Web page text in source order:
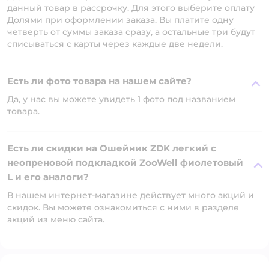
данный товар в рассрочку. Для этого выберите оплату
Долями при оформлении заказа. Вы платите одну
четверть от суммы заказа сразу, а остальные три будут
списываться с карты через каждые две недели.
Есть ли фото товара на нашем сайте?
Да, у нас вы можете увидеть 1 фото под названием
товара.
Есть ли скидки на Ошейник ZDK легкий с
неопреновой подкладкой ZooWell фиолетовый
L и его аналоги?
В нашем интернет-магазине действует много акций и
скидок. Вы можете ознакомиться с ними в разделе
акций из меню сайта.